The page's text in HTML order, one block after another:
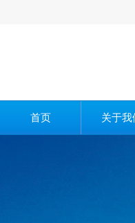
首页 关于我